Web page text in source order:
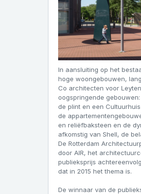
In aansluiting op het
hoge woongebouwen,
Co architecten voor
oogspringende
de plint en een
de
en reliëfbaksteen en de
afkomstig van Shell, de
De Rotterdam
door AIR, het
publieksprijs
dat in 2015 het thema is.
De winnaar van de